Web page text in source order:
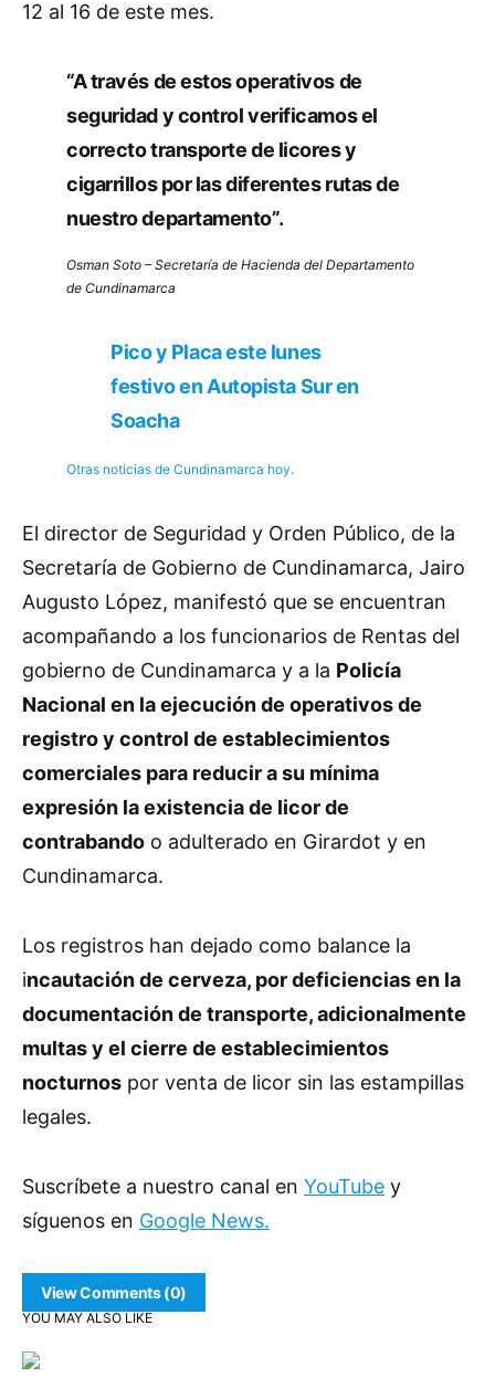
12 al 16 de este mes.
“A través de estos operativos de
seguridad y control verificamos el
correcto transporte de licores y
cigarrillos por las diferentes rutas de
nuestro departamento”.
Osman Soto –Secretaría de Hacienda del Departamento
de Cundinamarca
Pico y Placa este lunes
festivo en Autopista Sur en
Soacha
Otras noticias de Cundinamarca hoy.
El director de Seguridad y Orden Público, de la
Secretaría de Gobierno de Cundinamarca, Jairo
Augusto López, manifestó que se encuentran
acompañando a los funcionarios de Rentas del
gobierno de Cundinamarca y a la Policía
Nacional en la ejecución de operativos de
registro y control de establecimientos
comerciales para reducir a su mínima
expresión la existencia de licor de
contrabando o adulterado en Girardot y en
Cundinamarca.
Los registros han dejado como balance la
incautación de cerveza, por deficiencias en la
documentación de transporte, adicionalmente
multas y el cierre de establecimientos
nocturnos por venta de licor sin las estampillas
legales.
Suscríbete a nuestro canal en YouTube y
síguenos en Google News.
View Comments (0)
YOU MAY ALSO LIKE